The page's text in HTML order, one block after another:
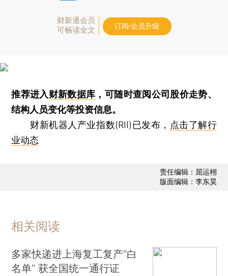
财新通会员
可畅读全文
订阅/会员升级
推荐进入财新数据库 ，可随时查阅公司股价走势、
结构人员变化等投资信息。
财新机器人产业指数(RII)已发布， 点击了解行
业动态
责任编辑：屈运栩
版面编辑：李东昊
相关阅读
多家快递进上海复工复产“白
名单” 获全国统一通行证